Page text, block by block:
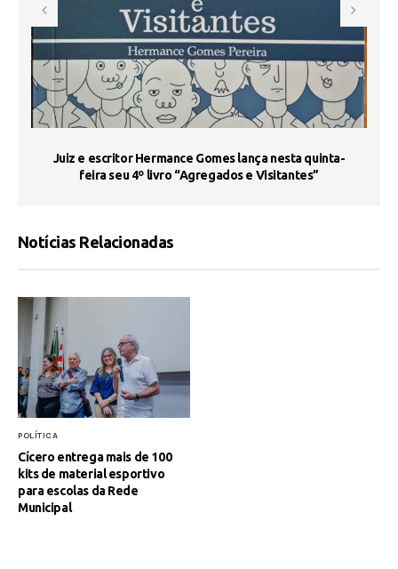
Juiz e escritor Hermance Gomes lança nesta quinta-
feira seu 4º livro “Agregados e Visitantes”
Notícias Relacionadas
POLÍTICA
Cícero entrega mais de 100
kits de material esportivo
para escolas da Rede
Municipal